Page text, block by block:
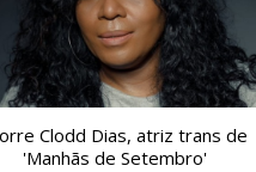
Clodd Dias, atriz trans de
'Manhãs de Setembro'